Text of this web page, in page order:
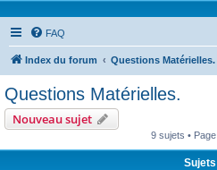
FAQ
Index du forum Questions Matérielles.
Questions Matérielles.
Nouveau sujet
9 sujets • Page
Sujets